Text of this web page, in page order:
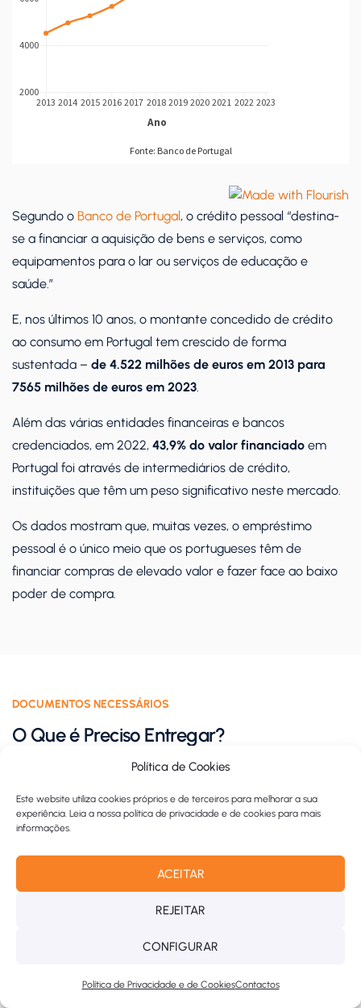
Política de Cookies
Este website utiliza cookies próprios e de terceiros para melhorar a sua
experiência. Leia a nossa política de privacidade e de cookies para mais
informações.
ACEITAR
REJEITAR
CONFIGURAR
Política de Privacidade e de CookiesContactos
Segundo o Banco de Portugal, o crédito pessoal “destina-
se a financiar a aquisição de bens e serviços, como
equipamentos para o lar ou serviços de educação e
saúde.”
E, nos últimos 10 anos, o montante concedido de crédito
ao consumo em Portugal tem crescido de forma
sustentada – de 4.522 milhões de euros em 2013 para
7565 milhões de euros em 2023.
Além das várias entidades financeiras e bancos
credenciados, em 2022, 43,9% do valor financiado em
Portugal foi através de intermediários de crédito,
instituições que têm um peso significativo neste mercado.
Os dados mostram que, muitas vezes, o empréstimo
pessoal é o único meio que os portugueses têm de
financiar compras de elevado valor e fazer face ao baixo
poder de compra.
DOCUMENTOS NECESSÁRIOS
O Que é Preciso Entregar?
2 Comprovativo de Residência
Cópia de uma fatura com a sua morada ou certidão
Comprovativo de IBAN
Comprovativo de Rendimentos